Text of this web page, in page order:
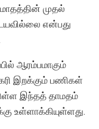
முதல்
என்பது
ஆரம்பமாகும்
இறக்கும் பணிகள்
இந்தத் தாமதம்
உள்ளாக்கியுள்ளது.